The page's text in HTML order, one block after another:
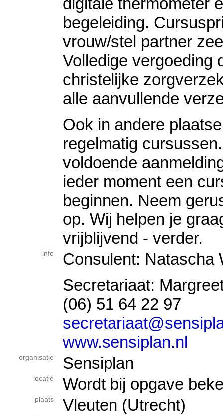
digitale thermometer
begeleiding.
vrouw/stel partner
Volledige vergoeding
christelijke
alle aanvullende
Ook in andere
regelmatig
voldoende
ieder moment een
beginnen. Neem
op. Wij helpen je
vrijblijvend - verder.
info
Consulent: Natascha
Secretariaat:
(06) 51 64 22 97
www.sensiplan.nl
organisatie Sensiplan
locatie Wordt bij opgave
plaats Vleuten (Utrecht)